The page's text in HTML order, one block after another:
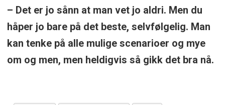
– Det er jo sånn at man vet jo aldri. Men du
håper jo bare på det beste, selvfølgelig. Man
kan tenke på alle mulige scenarioer og mye
om og men, men heldigvis så gikk det bra nå.